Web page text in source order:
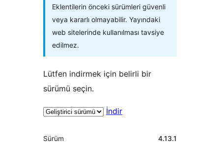
Eklentilerin önceki sürümleri güvenli
veya kararlı olmayabilir. Yayındaki
web sitelerinde kullanılması tavsiye
edilmez.
Lütfen indirmek için belirli bir
sürümü seçin.
İndir
Meta
Sürüm 4.13.1